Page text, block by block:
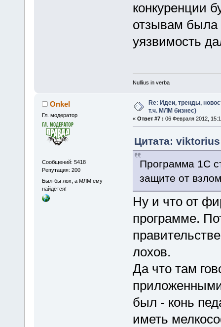
конкуренции
отзывам была
уязвимость
Nullīus in verba
Onkel
Гл. модератор
Сообщений: 5418
Репутация: 200
Был-бы лох, а МЛМ ему
найдётся!
Re: Идеи, тренды,
т.ч. МЛМ бизнес)
« Ответ #7 : 06 Февраля 2012,
Цитата:
Программа 1С
защите от
Ну и что от
программе.
лохов.
Да что там
был - конь
иметь